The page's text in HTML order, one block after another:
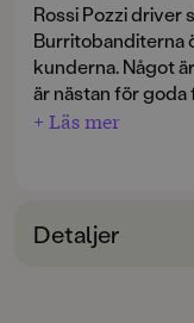
Rossi Pozzi driver
Burritobanditerna
kunderna. Något
är nästan för goda
Monday, som kör
med svärd och en
rädda både
+ Läs mer
Detaljer